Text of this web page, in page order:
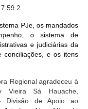
de
PJe, os mandados
o sistema de
e judiciárias da
conciliações, e os itens
Regional agradeceu à
Vieira Sá Hauache,
- Divisão de Apoio ao